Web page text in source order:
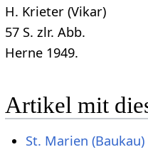
H. Krieter (Vikar)
57 S. zlr. Abb.
Herne 1949.
Artikel mit
St. Marien (Baukau)